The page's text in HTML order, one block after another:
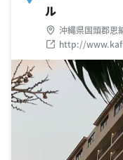
ル
沖縄県国頭郡恩
http://